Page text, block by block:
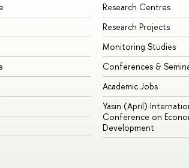
Research Centres
Research Projects
Monitoring Studies
Conferences &
Academic Jobs
Yasin (April)
Conference on
Development